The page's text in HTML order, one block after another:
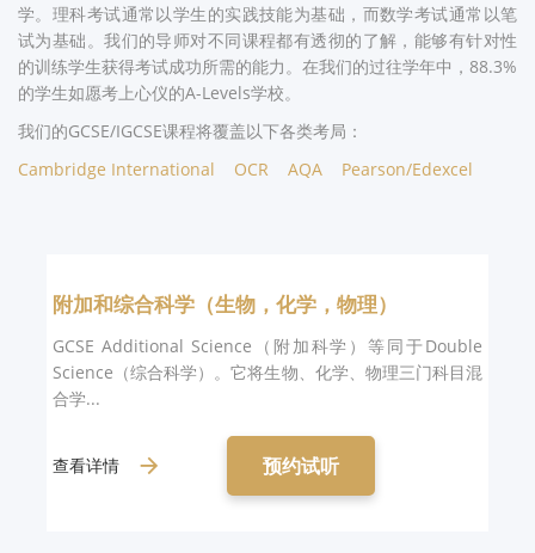
学。理科考试通常以学生的实践技能为基础，而数学考试通常以笔
试为基础。我们的导师对不同课程都有透彻的了解，能够有针对性
的训练学生获得考试成功所需的能力。在我们的过往学年中，88.3%
的学生如愿考上心仪的A-Levels学校。
我们的GCSE/IGCSE课程将覆盖以下各类考局：
Cambridge International
OCR AQA Pearson/Edexcel
附加和综合科学（生物，化学，物理）
GCSE Additional Science（附加科学）等同于Double
Science（综合科学）。它将生物、化学、物理三门科目混
合学...
查看详情 预约试听